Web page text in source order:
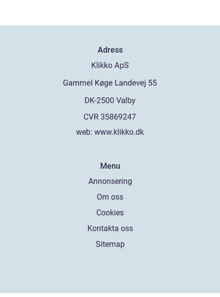
Adress
web: www.klikko.dk
Menu
Annonsering
Om oss
Cookies
Kontakta oss
Sitemap